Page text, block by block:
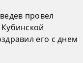
провел
его с днем